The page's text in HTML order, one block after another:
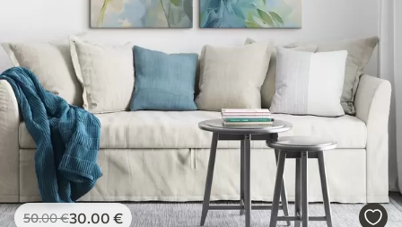
50.00€30.00 €